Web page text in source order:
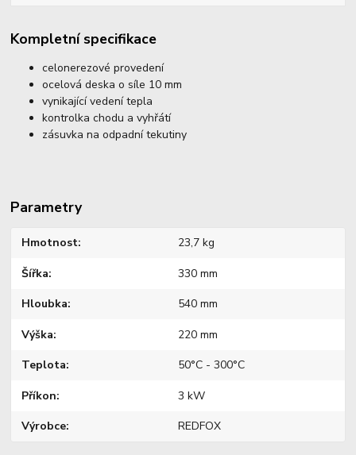
Kompletní specifikace
celonerezové provedení
ocelová deska o síle 10 mm
vynikající vedení tepla
kontrolka chodu a vyhřátí
zásuvka na odpadní tekutiny
Parametry
Hmotnost 23,7 kg
Šířka 330 mm
Hloubka 540 mm
Výška 220 mm
Teplota 50°C - 300°C
Příkon 3 kW
Výrobce REDFOX